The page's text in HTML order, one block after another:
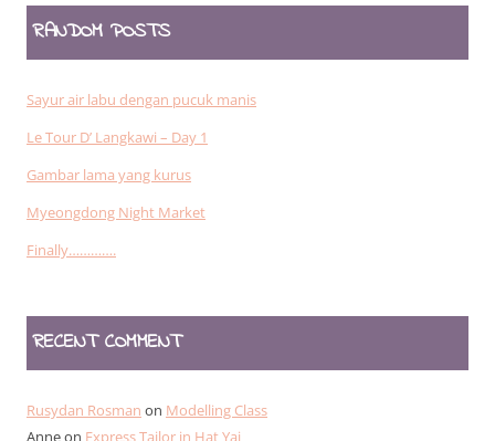
RANDOM POSTS
Sayur air labu dengan pucuk manis
Le Tour D’ Langkawi – Day 1
Gambar lama yang kurus
Myeongdong Night Market
Finally………….
RECENT COMMENT
Rusydan Rosman on Modelling Class
Anneon Express Tailor in Hat Yai